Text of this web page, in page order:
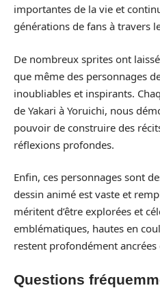
importantes de la vie et
générations de fans à travers
De nombreux sprites ont
que même des personnages
inoubliables et inspirants.
de Yakari à Yoruichi, nous
pouvoir de construire des
réflexions profondes.
Enfin, ces personnages sont
dessin animé est vaste et
méritent d’être explorées et
emblématiques, hautes en
restent profondément
Questions